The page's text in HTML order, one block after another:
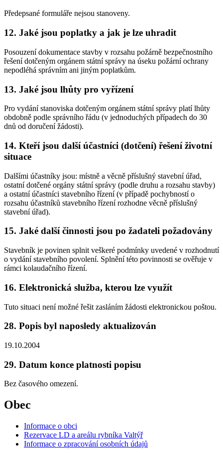
Předepsané formuláře nejsou stanoveny.
12. Jaké jsou poplatky a jak je lze uhradit
Posouzení dokumentace stavby v rozsahu požárně bezpečnostního
řešení dotčeným orgánem státní správy na úseku požární ochrany
nepodléhá správním ani jiným poplatkům.
13. Jaké jsou lhůty pro vyřízení
Pro vydání stanoviska dotčeným orgánem státní správy platí lhůty
obdobně podle správního řádu (v jednoduchých případech do 30
dnů od doručení žádosti).
14. Kteří jsou další účastníci (dotčení) řešení životní
situace
Dalšími účastníky jsou: místně a věcně příslušný stavební úřad,
ostatní dotčené orgány státní správy (podle druhu a rozsahu stavby)
a ostatní účastníci stavebního řízení (v případě pochybností o
rozsahu účastníků stavebního řízení rozhodne věcně příslušný
stavební úřad).
15. Jaké další činnosti jsou po žadateli požadovány
Stavebník je povinen splnit veškeré podmínky uvedené v rozhodnutí
o vydání stavebního povolení. Splnění této povinnosti se ověřuje v
rámci kolaudačního řízení.
16. Elektronická služba, kterou lze využít
Tuto situaci není možné řešit zasláním žádosti elektronickou poštou.
28. Popis byl naposledy aktualizován
19.10.2004
29. Datum konce platnosti popisu
Bez časového omezení.
Obec
Informace o obci
Rezervace LD a areálu rybníka Valtýř
Informace o zpracování osobních údajů